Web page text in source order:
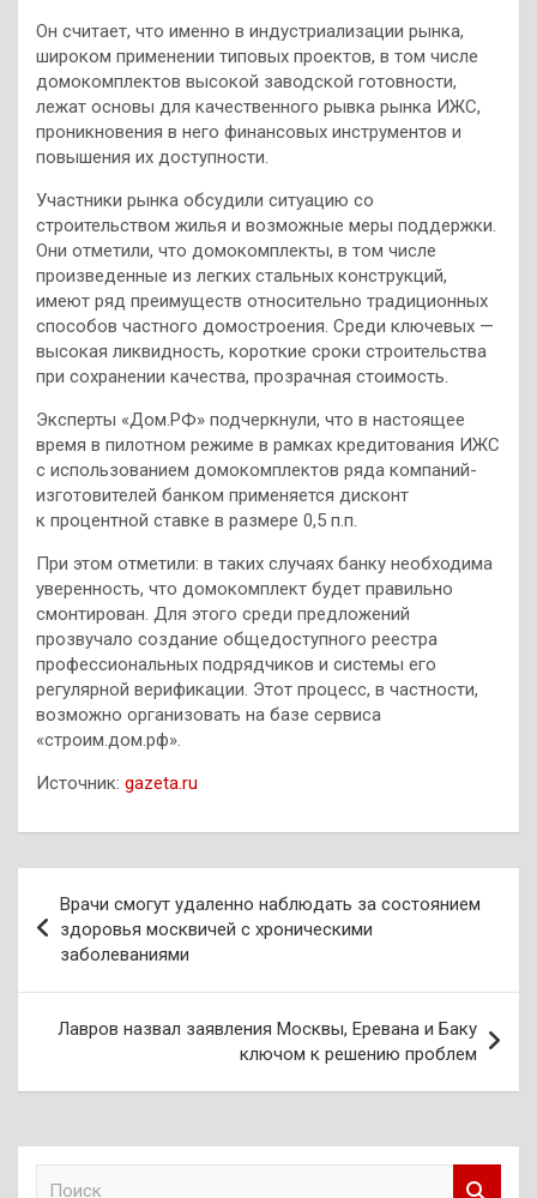
Он считает, что именно в индустриализации рынка,
широком применении типовых проектов, в том числе
домокомплектов высокой заводской готовности,
лежат основы для качественного рывка рынка ИЖС,
проникновения в него финансовых инструментов и
повышения их доступности.
Участники рынка обсудили ситуацию со
строительством жилья и возможные меры поддержки.
Они отметили, что домокомплекты, в том числе
произведенные из легких стальных конструкций,
имеют ряд преимуществ относительно традиционных
способов частного домостроения. Среди ключевых —
высокая ликвидность, короткие сроки строительства
при сохранении качества, прозрачная стоимость.
Эксперты «Дом.РФ» подчеркнули, что в настоящее
время в пилотном режиме в рамках кредитования ИЖС
с использованием домокомплектов ряда компаний-
изготовителей банком применяется дисконт
к процентной ставке в размере 0,5 п.п.
При этом отметили: в таких случаях банку необходима
уверенность, что домокомплект будет правильно
смонтирован. Для этого среди предложений
прозвучало создание общедоступного реестра
профессиональных подрядчиков и системы его
регулярной верификации. Этот процесс, в частности,
возможно организовать на базе сервиса
«строим.дом.рф».
Источник: gazeta.ru
по
записям
Врачи смогут удаленно наблюдать за состоянием
здоровья москвичей с хроническими
заболеваниями
Лавров назвал заявления Москвы, Еревана и Баку
ключом к решению проблем